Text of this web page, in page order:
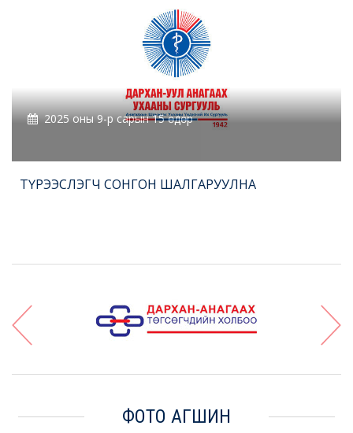
2025 оны 9-р сарын 15 өдөр
ТҮРЭЭСЛЭГЧ СОНГОН ШАЛГАРУУЛНА
ФОТО АГШИН